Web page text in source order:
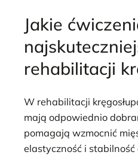
Jakie
rehabilitacji
W rehabilitacji
mają odpowiednio
pomagają wzmocnić
elastyczność i stabilność